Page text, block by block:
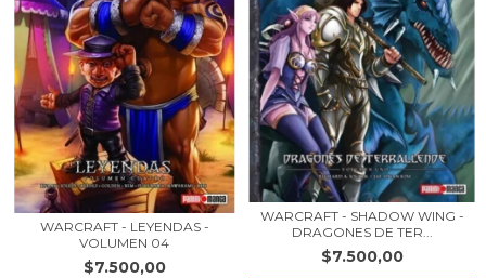
WARCRAFT - LEYENDAS -
VOLUMEN 04
$7.500,00
WARCRAFT - SHADOW WING -
DRAGONES DE TER...
$7.500,00